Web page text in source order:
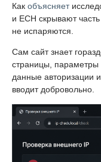
Как объясняет
и ECH скрывают
не испаряются.
Сам сайт знает
страницы, параметры
данные авторизации
вводит добровольно.